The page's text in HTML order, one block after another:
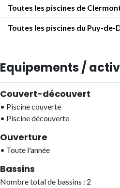
Toutes les piscines de
Toutes les piscines du Puy-de-
Equipements /
Couvert-découvert
• Piscine couverte
• Piscine découverte
Ouverture
• Toute l'année
Bassins
Nombre total de bassins : 2